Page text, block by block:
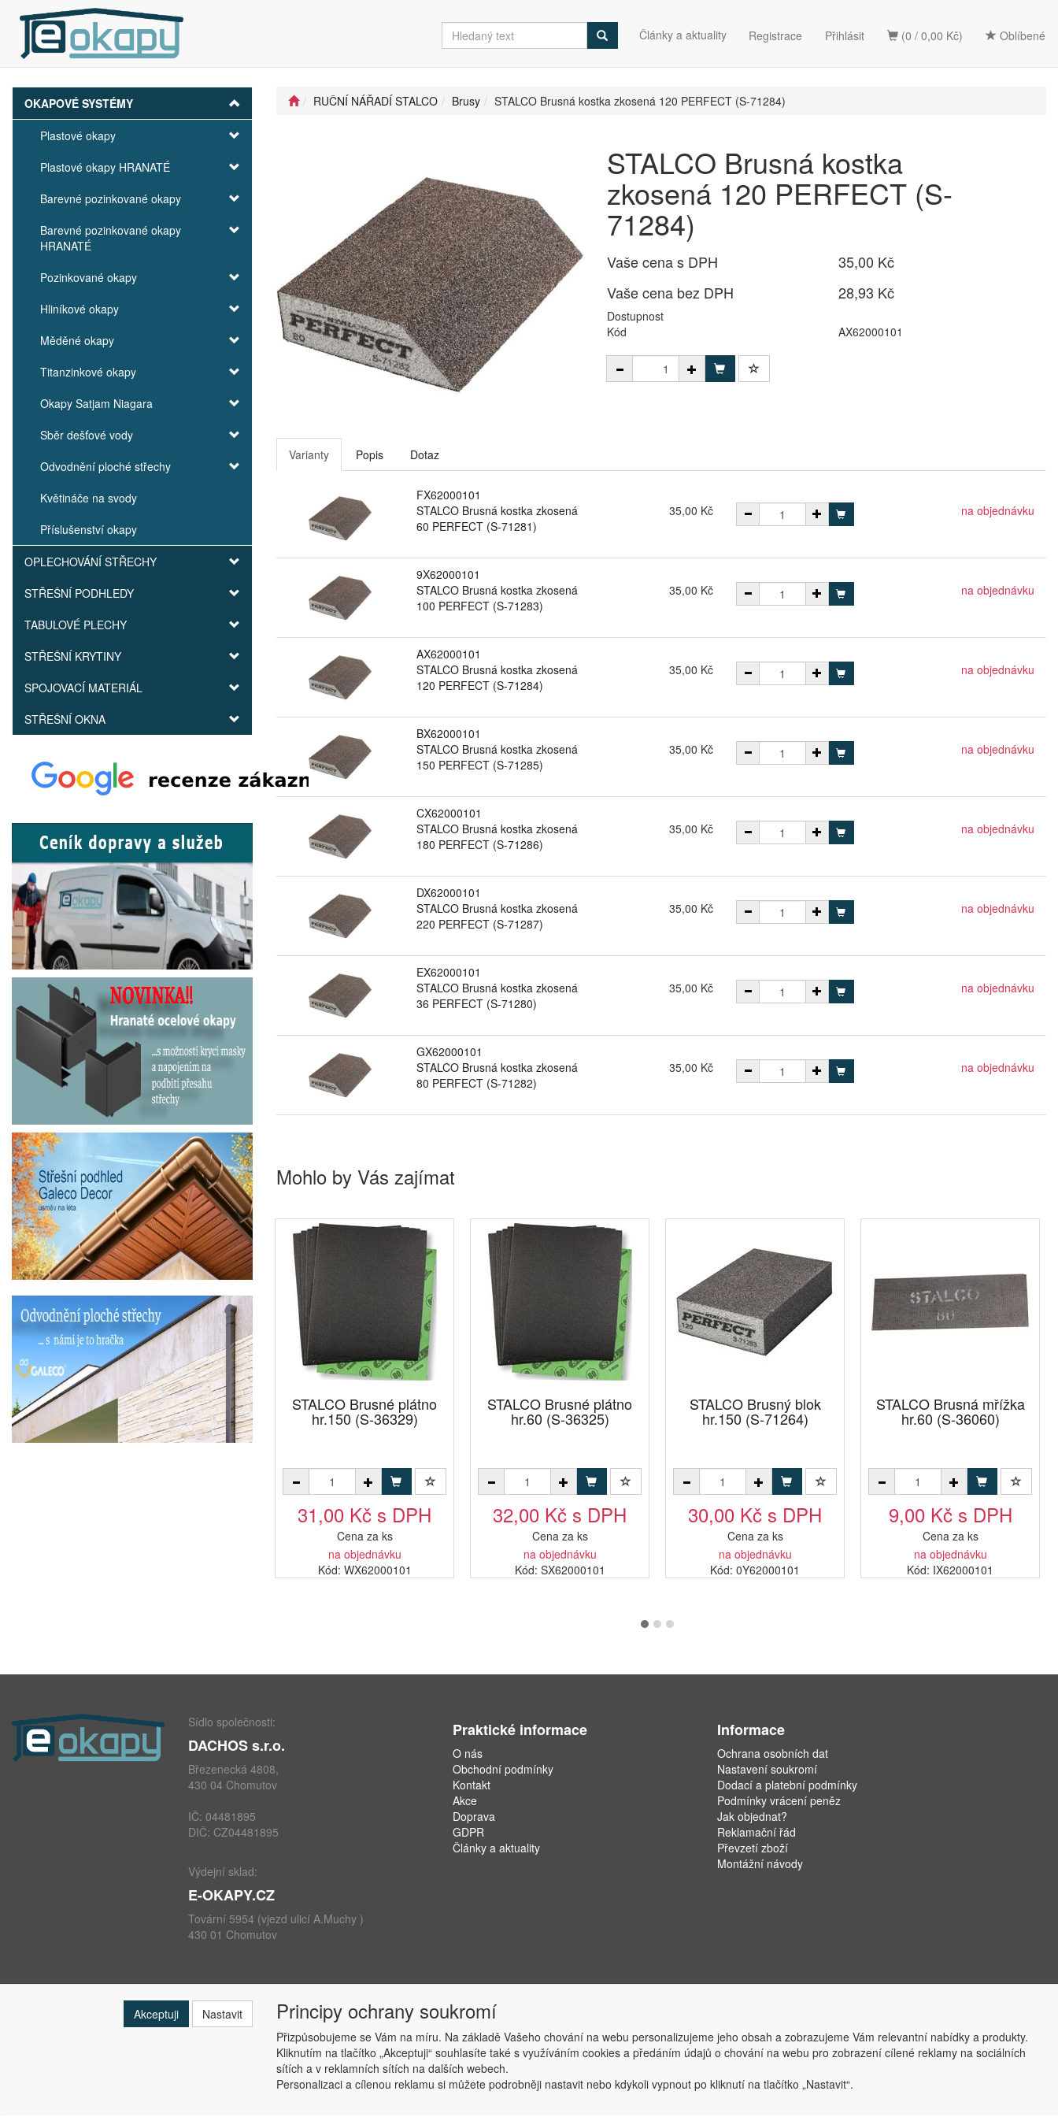
(0 / 0,00 Kč) Oblíbené
Články a aktuality Registrace Přihlásit
OKAPOVÉ SYSTÉMY
Plastové okapy
Plastové okapy HRANATÉ
Barevné pozinkované okapy
Barevné pozinkované okapy
HRANATÉ
Pozinkované okapy
Hliníkové okapy
Měděné okapy
Titanzinkové okapy
Okapy Satjam Niagara
Sběr dešťové vody
Odvodnění ploché střechy
Květináče na svody
Příslušenství okapy
OPLECHOVÁNÍ STŘECHY
STŘEŠNÍ PODHLEDY
TABULOVÉ PLECHY
STŘEŠNÍ KRYTINY
SPOJOVACÍ MATERIÁL
STŘEŠNÍ OKNA
RUČNÍ NÁŘADÍ STALCO Brusy STALCO Brusná kostka zkosená 120 PERFECT (S-71284)
STALCO Brusná kostka
zkosená 120 PERFECT (S-
71284)
Vaše cena s DPH
35,00 Kč
Vaše cena bez DPH
28,93 Kč
Dostupnost
Kód
AX62000101
Varianty Popis Dotaz
FX62000101
STALCO Brusná kostka zkosená
60 PERFECT (S-71281)
35,00 Kč na objednávku
9X62000101
STALCO Brusná kostka zkosená
100 PERFECT (S-71283)
35,00 Kč na objednávku
AX62000101
STALCO Brusná kostka zkosená
120 PERFECT (S-71284)
35,00 Kč na objednávku
BX62000101
STALCO Brusná kostka zkosená
150 PERFECT (S-71285)
35,00 Kč na objednávku
CX62000101
STALCO Brusná kostka zkosená
180 PERFECT (S-71286)
35,00 Kč na objednávku
DX62000101
STALCO Brusná kostka zkosená
220 PERFECT (S-71287)
35,00 Kč na objednávku
EX62000101
STALCO Brusná kostka zkosená
36 PERFECT (S-71280)
35,00 Kč na objednávku
GX62000101
STALCO Brusná kostka zkosená
80 PERFECT (S-71282)
35,00 Kč na objednávku
Mohlo by Vás zajímat
STALCO Brusné plátno
hr.150 (S-36329)
31,00 Kč s DPH
Cena za ks
na objednávku
Kód: WX62000101
STALCO Brusné plátno
hr.60 (S-36325)
32,00 Kč s DPH
Cena za ks
na objednávku
Kód: SX62000101
STALCO Brusný blok
hr.150 (S-71264)
30,00 Kč s DPH
Cena za ks
na objednávku
Kód: 0Y62000101
STALCO Brusná mřížka
hr.60 (S-36060)
9,00 Kč s DPH
Cena za ks
na objednávku
Kód: IX62000101
Sídlo společnosti:
DACHOS s.r.o.
Březenecká 4808,
430 04 Chomutov
IČ: 04481895
DIČ: CZ04481895
Výdejní sklad:
E-OKAPY.CZ
Tovární 5954 (vjezd ulicí A.Muchy )
430 01 Chomutov
telefon: +420 724 693 604
e-mail:info@e-okapy.cz
Praktické informace
O nás
Obchodní podmínky
Kontakt
Akce
Doprava
GDPR
Články a aktuality
Informace
Ochrana osobních dat
Nastavení soukromí
Dodací a platební podmínky
Podmínky vrácení peněz
Jak objednat?
Reklamační řád
Převzetí zboží
Montážní návody
Copyright © ABRA Software a.s. 2019
Akceptuji Nastavit Principy ochrany soukromí
Přizpůsobujeme se Vám na míru. Na základě Vašeho chování na webu personalizujeme jeho obsah a zobrazujeme Vám relevantní nabídky a produkty.
Kliknutím na tlačítko „Akceptuji“ souhlasíte také s využíváním cookies a předáním údajů o chování na webu pro zobrazení cílené reklamy na sociálních
sítích a v reklamních sítích na dalších webech.
Personalizaci a cílenou reklamu si můžete podrobněji nastavit nebo kdykoli vypnout po kliknutí na tlačítko „Nastavit“.